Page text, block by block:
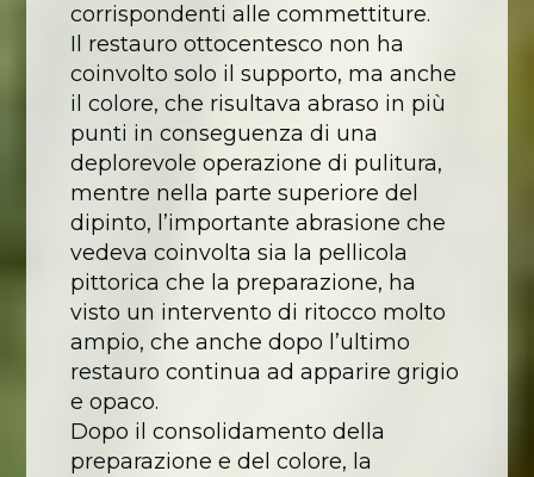
corrispondenti alle commettiture.
Il restauro ottocentesco non ha
coinvolto solo il supporto, ma anche
il colore, che risultava abraso in più
punti in conseguenza di una
deplorevole operazione di pulitura,
mentre nella parte superiore del
dipinto, l’importante abrasione che
vedeva coinvolta sia la pellicola
pittorica che la preparazione, ha
visto un intervento di ritocco molto
ampio, che anche dopo l’ultimo
restauro continua ad apparire grigio
e opaco.
Dopo il consolidamento della
preparazione e del colore, la